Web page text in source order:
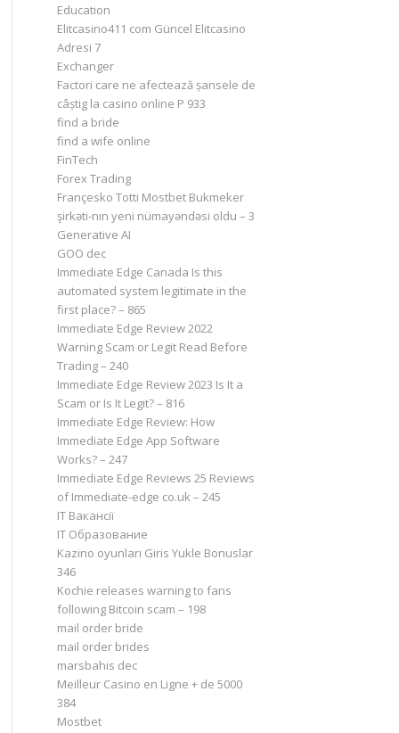
Education
Elitcasino411 com Güncel Elitcasino
Adresi 7
Exchanger
Factori care ne afectează șansele de
câștig la casino online P 933
find a bride
find a wife online
FinTech
Forex Trading
Françesko Totti Mostbet Bukmeker
şirkəti-nın yeni nümayəndəsi oldu – 3
Generative AI
GOO dec
Immediate Edge Canada Is this
automated system legitimate in the
first place? – 865
Immediate Edge Review 2022
Warning Scam or Legit Read Before
Trading – 240
Immediate Edge Review 2023 Is It a
Scam or Is It Legit? – 816
Immediate Edge Review: How
Immediate Edge App Software
Works? – 247
Immediate Edge Reviews 25 Reviews
of Immediate-edge co.uk – 245
IT Вакансії
IT Образование
Kazino oyunları Giris Yukle Bonuslar
346
Kochie releases warning to fans
following Bitcoin scam – 198
mail order bride
mail order brides
marsbahis dec
Meilleur Casino en Ligne + de 5000
384
Mostbet